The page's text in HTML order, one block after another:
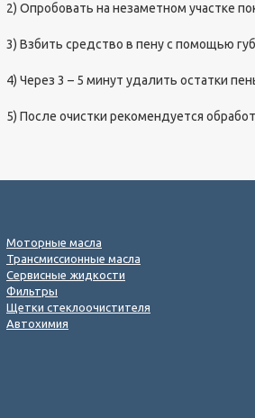
2) Опробовать на незаметном участке
3) Взбить средство в пену с помощью
4) Через 3 – 5 минут удалить остатки
5) После очистки рекомендуется
Моторные масла
Трансмиссионные масла
Сервисные жидкости
Фильтры
Щетки стеклоочистителя
Автохимия